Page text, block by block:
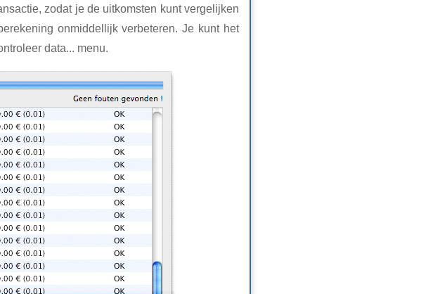
zodat je de uitkomsten kunt vergelijken
onmiddellijk verbeteren. Je kunt het
data... menu.